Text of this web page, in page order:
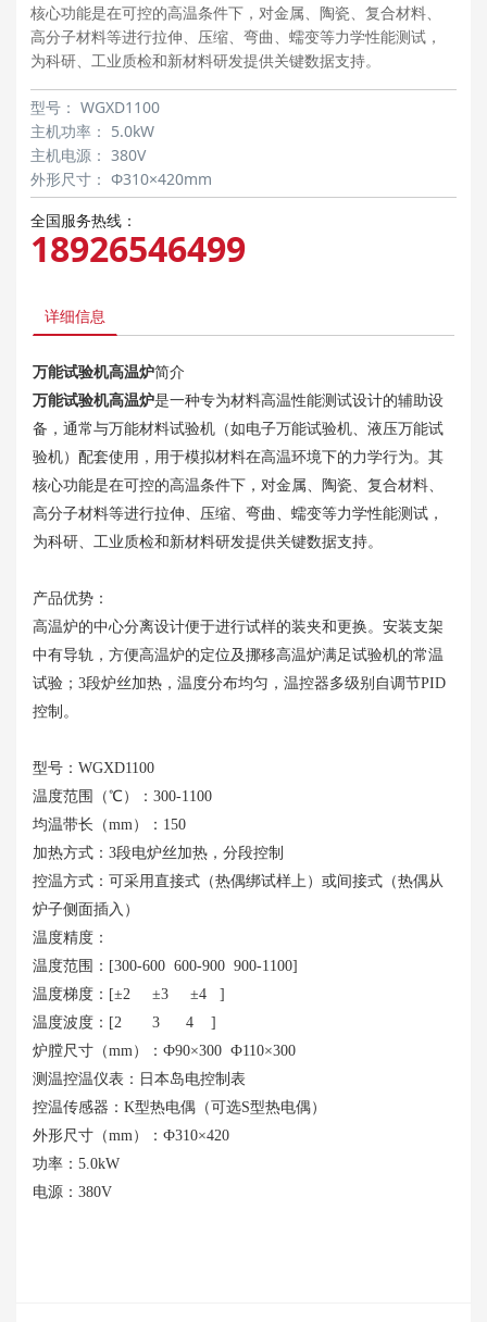
核心功能是在可控的高温条件下，对金属、陶瓷、复合材料、
高分子材料等进行拉伸、压缩、弯曲、蠕变等力学性能测试，
为科研、工业质检和新材料研发提供关键数据支持。
型号： WGXD1100
主机功率： 5.0kW
主机电源： 380V
外形尺寸： Ф310×420mm
全国服务热线：
18926546499
详细信息
万能试验机高温炉简介
万能试验机高温炉是一种专为材料高温性能测试设计的辅助设
备，通常与万能材料试验机（如电子万能试验机、液压万能试
验机）配套使用，用于模拟材料在高温环境下的力学行为。其
核心功能是在可控的高温条件下，对金属、陶瓷、复合材料、
高分子材料等进行拉伸、压缩、弯曲、蠕变等力学性能测试，
为科研、工业质检和新材料研发提供关键数据支持。
产品优势：
高温炉的中心分离设计便于进行试样的装夹和更换。安装支架
中有导轨，方便高温炉的定位及挪移高温炉满足试验机的常温
试验； 3段炉丝加热，温度分布均匀，温控器多级别自调节PID
控制。
型号： WGXD1100
温度范围（℃）：300-1100
均温带长（mm）：150
加热方式： 3段电炉丝加热，分段控制
控温方式：可采用直接式（热偶绑试样上）或间接式（热偶从
炉子侧面插入）
温度精度：
温度范围： [300-600 600-900 900-1100]
温度梯度： [±2 ±3 ±4 ]
温度波度： [2 3 4 ]
炉膛尺寸（mm）：Ф90×300 Ф110×300
测温控温仪表：日本岛电控制表
控温传感器： K型热电偶（可选S型热电偶）
外形尺寸（mm）：Ф310×420
功率： 5.0kW
电源： 380V